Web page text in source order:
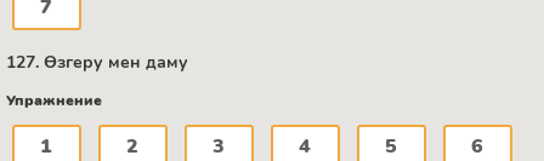
7
127. Өзгеру мен даму
Упражнение
1 2 3 4 5 6